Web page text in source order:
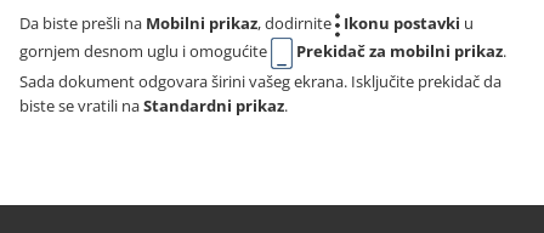
Da biste prešli na Mobilni prikaz, dodirnite Ikonu postavki u
gornjem desnom uglu i omogućite
Prekidač za mobilni prikaz.
Sada dokument odgovara širini vašeg ekrana. Isključite prekidač da
biste se vratili naStandardni prikaz.